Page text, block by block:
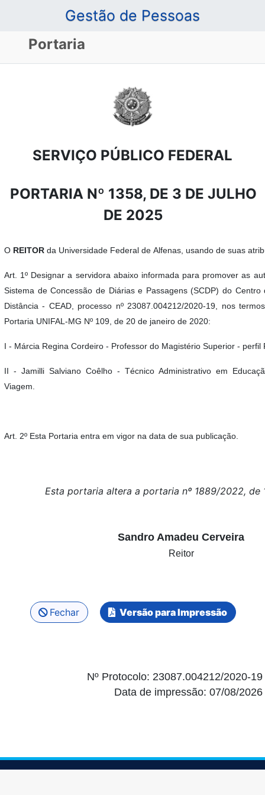
Gestão de Pessoas
Portaria
SERVIÇO PÚBLICO FEDERAL
PORTARIA Nº 1358, DE 3 DE JULHO
DE 2025
O REITOR da Universidade Federal de Alfenas usando de suas
Art. 1º Designar a servidora abaixo informada para promover as
Sistema de Concessão de Diárias e Passagens (SCDP) do
Distância - CEAD, processo nº 23087.004212/2020-19, nos
Portaria UNIFAL-MG Nº 109, de 20 de janeiro de 2020:
I - Márcia Regina Cordeiro - Professor do Magistério Superior - perfil
II - Jamilli Salviano Coêlho - Técnico Administrativo em
Viagem.
Art. 2º Esta Portaria entra em vigor na data de sua publicação.
Esta portaria altera a portaria nº 1889/2022, de
Sandro Amadeu Cerveira
Reitor
Fechar Versão para Impressão
Nº Protocolo: 23087.004212/2020-19
Data de impressão: 07/08/2026